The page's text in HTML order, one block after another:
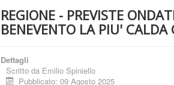
REGIONE - PREVISTE
BENEVENTO LA PIU' CALDA
Dettagli
Scritto da Emilio Spiniello
Pubblicato: 09 Agosto 2025